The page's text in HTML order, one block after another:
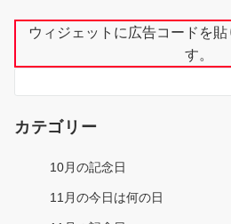
ウィジェットに広告コードを
す。
カテゴリー
10月の記念日
11月の今日は何の日